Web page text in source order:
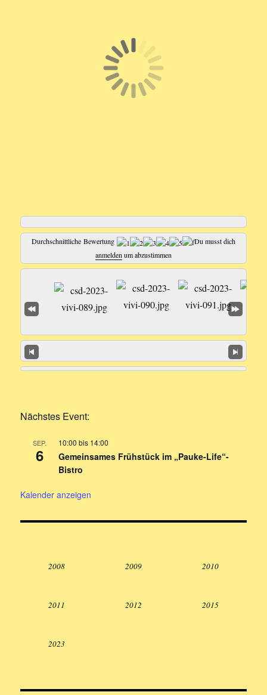
Durchschnittliche Bewertung
Du musst dich
anmelden um abzustimmen
Nächstes Event:
SEP.
6
10:00 bis 14:00
Gemeinsames Frühstück im „Pauke-Life“-
Bistro
Kalender anzeigen
2008 2009 2010
2011 2012 2015
2023